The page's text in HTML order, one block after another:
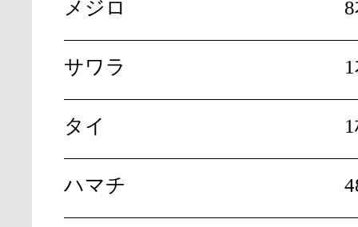
メジロ
サワラ
タイ
ハマチ